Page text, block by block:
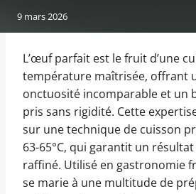
9 mars 2026
L’œuf parfait est le fruit d’une
température maîtrisée, offrant
onctuosité incomparable et un
pris sans rigidité. Cette
sur une technique de cuisson
63-65°C, qui garantit un
raffiné. Utilisé en gastronomie
se marie à une multitude de